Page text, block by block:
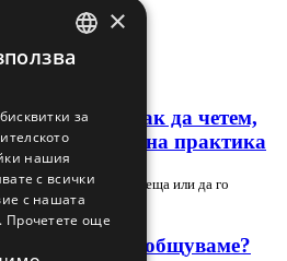
и екипа: как да четем,
сигналите на практика
доверието в една среща или да го
го…
– как да общуваме?
BULGARIAN
×
за
нашия
с всички
с нашата
Прочетете още